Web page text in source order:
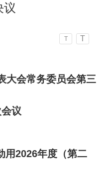
议
T T
大会常务委员会第三
议
用2026年度（第二